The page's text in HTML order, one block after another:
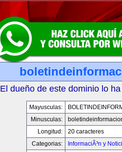
El dueño de este dominio lo
Mayusculas:
Minusculas:
Longitud:
20 caracteres
Categorias:
InformaciÃ³n y